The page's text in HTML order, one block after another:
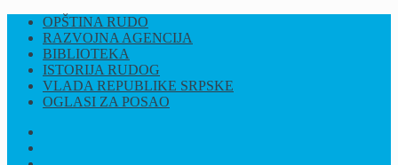
OPŠTINA RUDO
RAZVOJNA AGENCIJA
BIBLIOTEKA
ISTORIJA RUDOG
VLADA REPUBLIKE SRPSKE
OGLASI ZA POSAO